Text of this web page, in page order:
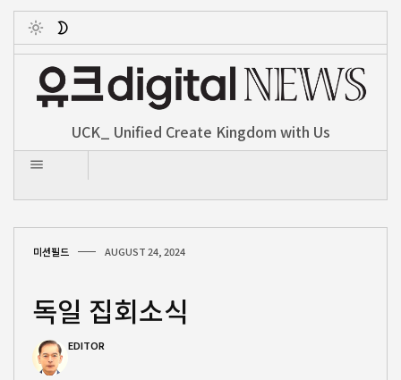
Toggle
UCK_ Unified Create Kingdom with Us
미션필드 AUGUST 24, 2024
독일 집회소식
EDITOR